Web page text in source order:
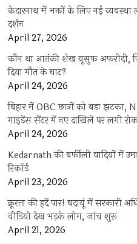
केदारनाथ में भक्तों के लिए नई
दर्शन
April 27, 2026
कौन था आतंकी शेख यूसुफ अफरीदी,
दिया मौत के घाट?
April 24, 2026
बिहार में OBC छात्रों को बड़ा झटका,
गाइडेंस सेंटर में नए दाखिले पर लगी
April 24, 2026
Kedarnath की बर्फीली वादियों में
रिकॉर्ड
April 23, 2026
क्रूरता की हदें पार! बदायूं में सरकारी
वीडियो देख भड़के लोग, जांच शुरू
April 21, 2026